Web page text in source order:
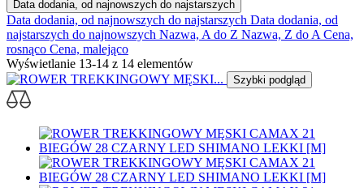
Data dodania, od najnowszych do najstarszych
Data dodania, od najnowszych do najstarszych Data dodania, od
najstarszych do najnowszych Nazwa, A do Z Nazwa, Z do A Cena,
rosnąco Cena, malejąco
Wyświetlanie 13-14 z 14 elementów
Szybki podgląd